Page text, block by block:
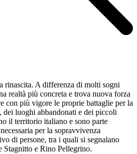
rinascita. A differenza di molti sogni
realtà più concreta e trova nuova forza
con più vigore le proprie battaglie per la
dei luoghi abbandonati e dei piccoli
il territorio italiano e sono parte
per la sopravvivenza
di persone, tra i quali si segnalano
Stagnitto e Rino Pellegrino.